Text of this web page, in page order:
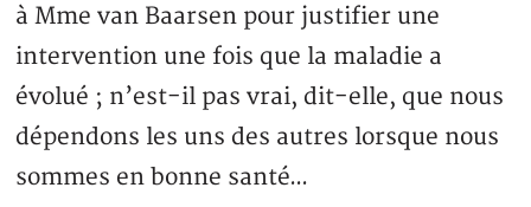
à Mme van Baarsen pour justifier une
intervention une fois que la maladie a
évolué ; n’est-il pas vrai, dit-elle, que nous
dépendons les uns des autres lorsque nous
sommes en bonne santé…